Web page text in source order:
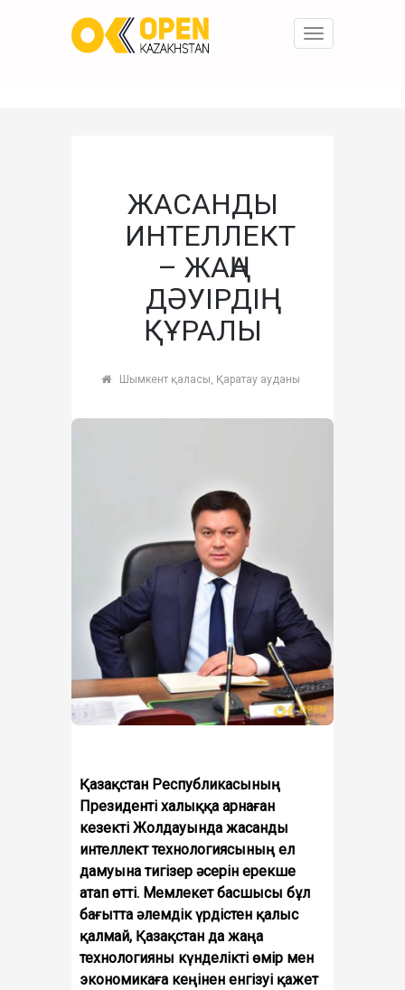
Toggle
ЖАСАНДЫ
ИНТЕЛЛЕКТ
– ЖАҢА
ДӘУІРДІҢ
ҚҰРАЛЫ
Шымкент қаласы, Қаратау ауданы
Қазақстан Республикасының
Президенті халыққа арнаған
кезекті Жолдауында жасанды
интеллект технологиясының ел
дамуына тигізер әсерін ерекше
атап өтті. Мемлекет басшысы бұл
бағытта әлемдік үрдістен қалыс
қалмай, Қазақстан да жаңа
технологияны күнделікті өмір мен
экономикаға кеңінен енгізуі қажет